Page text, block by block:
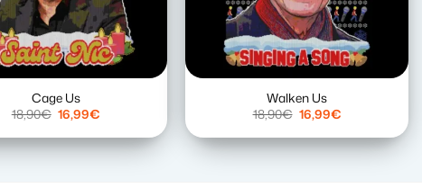
Cage Us
18,90€ El
precio
original
era:
16,99€El
actual
es:
Walken Us
18,90€ El
precio
original
era:
16,99€El
actual
es: